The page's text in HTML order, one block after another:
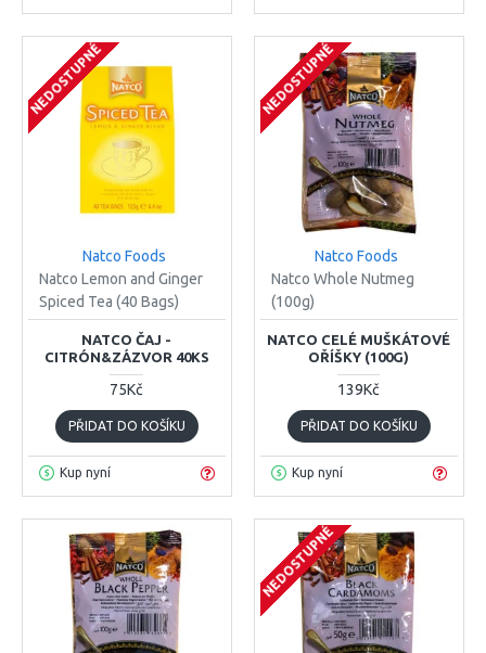
NEDOSTUPNÉ
Natco Foods
Natco Lemon and Ginger
Spiced Tea (40 Bags)
NATCO ČAJ -
CITRÓN&ZÁZVOR 40KS
75Kč
PŘIDAT DO KOŠÍKU
Kup nyní
NEDOSTUPNÉ
Natco Foods
Natco Whole Nutmeg
(100g)
NATCO CELÉ MUŠKÁTOVÉ
OŘÍŠKY (100G)
139Kč
PŘIDAT DO KOŠÍKU
Kup nyní
NEDOSTUPNÉ